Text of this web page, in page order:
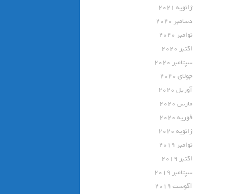
ژانویه 2021
دسامبر 2020
نوامبر 2020
اکتبر 2020
سپتامبر 2020
جولای 2020
آوریل 2020
مارس 2020
فوریه 2020
ژانویه 2020
نوامبر 2019
اکتبر 2019
سپتامبر 2019
آگوست 2019